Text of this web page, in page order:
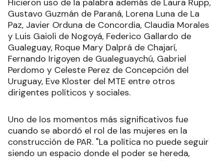
Hicieron uso de la palabra además de Laura Rupp,
Gustavo Guzmán de Paraná, Lorena Luna de La
Paz, Javier Orduna de Concordia, Claudia Morales
y Luis Gaioli de Nogoyá, Federico Gallardo de
Gualeguay, Roque Mary Dalprá de Chajarí,
Fernando Irigoyen de Gualeguaychú, Gabriel
Perdomo y Celeste Perez de Concepción del
Uruguay, Eve Kloster del MTE entre otros
dirigentes políticos y sociales.
Uno de los momentos más significativos fue
cuando se abordó el rol de las mujeres en la
construcción de PAR. "La política no puede seguir
siendo un espacio donde el poder se hereda,